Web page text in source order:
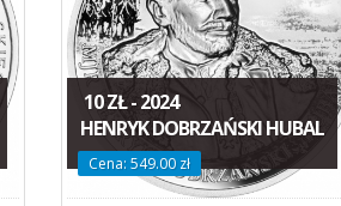
10 ZŁ - 2024
HENRYK DOBRZAŃSKI HUBAL
Cena: 549.00 zł